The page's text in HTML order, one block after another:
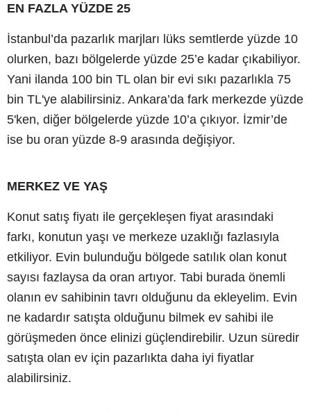
EN FAZLA YÜZDE 25
İstanbul’da pazarlık marjları lüks semtlerde yüzde 10
olurken, bazı bölgelerde yüzde 25’e kadar çıkabiliyor.
Yani ilanda 100 bin TL olan bir evi sıkı pazarlıkla 75
bin TL'ye alabilirsiniz. Ankara’da fark merkezde yüzde
5'ken, diğer bölgelerde yüzde 10’a çıkıyor. İzmir’de
ise bu oran yüzde 8-9 arasında değişiyor.
MERKEZ VE YAŞ
Konut satış fiyatı ile gerçekleşen fiyat arasındaki
farkı, konutun yaşı ve merkeze uzaklığı fazlasıyla
etkiliyor. Evin bulunduğu bölgede satılık olan konut
sayısı fazlaysa da oran artıyor. Tabi burada önemli
olanın ev sahibinin tavrı olduğunu da ekleyelim. Evin
ne kadardır satışta olduğunu bilmek ev sahibi ile
görüşmeden önce elinizi güçlendirebilir. Uzun süredir
satışta olan ev için pazarlıkta daha iyi fiyatlar
alabilirsiniz.